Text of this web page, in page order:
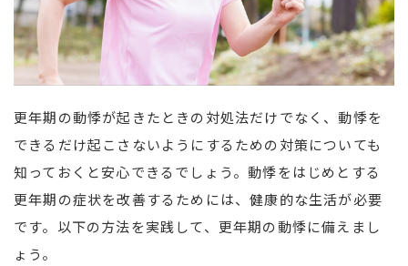
更年期の動悸が起きたときの対処法だけでなく、動悸を
できるだけ起こさないようにするための対策についても
知っておくと安心できるでしょう。動悸をはじめとする
更年期の症状を改善するためには、健康的な生活が必要
です。以下の方法を実践して、更年期の動悸に備えまし
ょう。